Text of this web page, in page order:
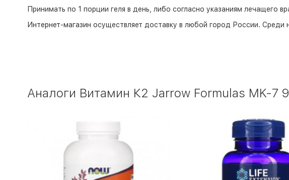
Принимать по 1 порции геля в день, либо согласно указаниям лечащего
Интернет-магазин осуществляет доставку в любой город России. Среди
Аналоги Витамин К2 Jarrow Formulas MK-7